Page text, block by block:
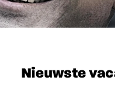
Nieuwste